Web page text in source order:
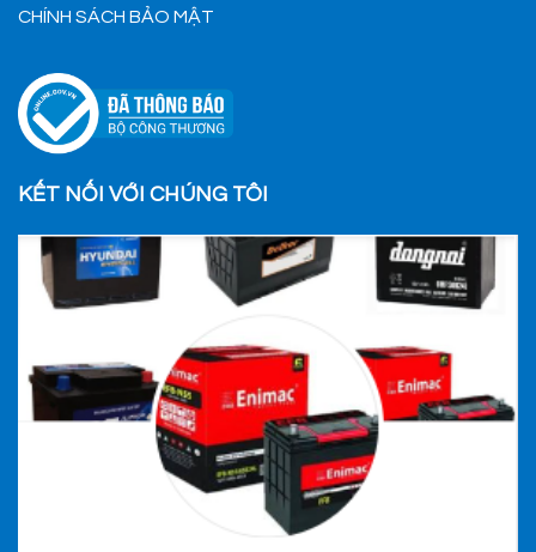
CHÍNH SÁCH BẢO MẬT
KẾT NỐI VỚI CHÚNG TÔI